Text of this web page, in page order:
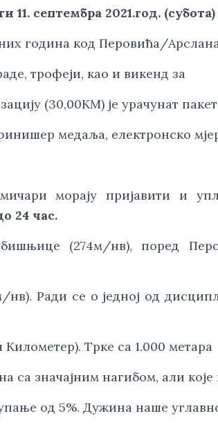
11. септембра 2021.год. (субота)
година код Перовића/
трофеји, као и викенд за
(30,00KМ) је урачунат
медаља, електронско
морају пријавити и
24 час.
(274м/нв), поред
нв). Ради се о једној од
Трке са 1.000 метара
са значајним нагибом, али које
од 5%. Дужина наше